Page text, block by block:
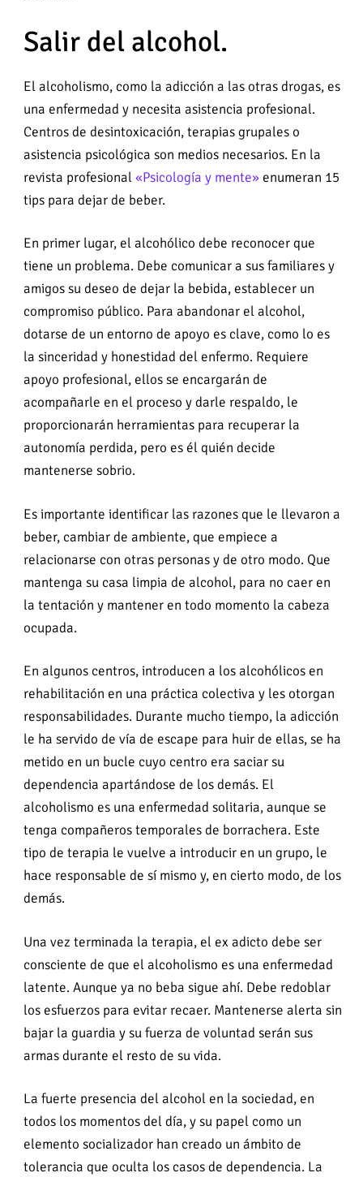
Salir del alcohol.
El alcoholismo, como la adicción a las otras drogas, es
una enfermedad y necesita asistencia profesional.
Centros de desintoxicación, terapias grupales o
asistencia psicológica son medios necesarios. En la
revista profesional«Psicología y mente» enumeran 15
tips para dejar de beber.
En primer lugar, el alcohólico debe reconocer que
tiene un problema. Debe comunicar a sus familiares y
amigos su deseo de dejar la bebida, establecer un
compromiso público. Para abandonar el alcohol,
dotarse de un entorno de apoyo es clave, como lo es
la sinceridad y honestidad del enfermo. Requiere
apoyo profesional, ellos se encargarán de
acompañarle en el proceso y darle respaldo, le
proporcionarán herramientas para recuperar la
autonomía perdida, pero es él quién decide
mantenerse sobrio.
Es importante identificar las razones que le llevaron a
beber, cambiar de ambiente, que empiece a
relacionarse con otras personas y de otro modo. Que
mantenga su casa limpia de alcohol, para no caer en
la tentación y mantener en todo momento la cabeza
ocupada.
En algunos centros, introducen a los alcohólicos en
rehabilitación en una práctica colectiva y les otorgan
responsabilidades. Durante mucho tiempo, la adicción
le ha servido de vía de escape para huir de ellas, se ha
metido en un bucle cuyo centro era saciar su
dependencia apartándose de los demás. El
alcoholismo es una enfermedad solitaria, aunque se
tenga compañeros temporales de borrachera. Este
tipo de terapia le vuelve a introducir en un grupo, le
hace responsable de sí mismo y, en cierto modo, de los
demás.
Una vez terminada la terapia, el ex adicto debe ser
consciente de que el alcoholismo es una enfermedad
latente. Aunque ya no beba sigue ahí. Debe redoblar
los esfuerzos para evitar recaer. Mantenerse alerta sin
bajar la guardia y su fuerza de voluntad serán sus
armas durante el resto de su vida.
La fuerte presencia del alcohol en la sociedad, en
todos los momentos del día, y su papel como un
elemento socializador han creado un ámbito de
tolerancia que oculta los casos de dependencia. La